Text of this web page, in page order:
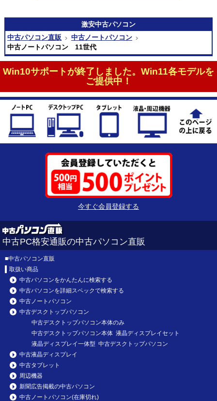
激安中古パソコン
中古パソコン直販
中古ノートパソコン
中古ノートパソコン 11世代
Win10サポートが終了しました。Win11各モデルを
ご提供中！
今すぐ会員登録する
中古PC格安通販の中古パソコン直販
■中古パソコン直販
取扱い商品
中古パソコンをかんたんに検索する
中古パソコンを詳細スペックで検索する
中古ノートパソコン
中古デスクトップパソコン
中古デスクトップパソコン本体のみ
中古デスクトップパソコン本体 液晶ディスプレイセット
液晶ディスプレイ一体型 中古デスクトップパソコン
中古液晶ディスプレイ
中古タブレット
周辺機器
新聞広告掲載の中古パソコン
中古ノートパソコン(在庫切れ)